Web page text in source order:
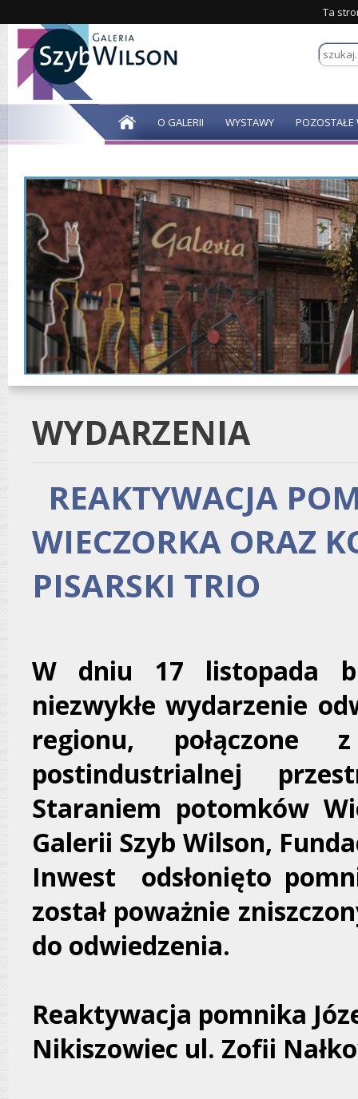
Ta
O GALERII WYSTAWY POZOSTAŁE
WYDARZENIA
REAKTYWACJA
WIECZORKA ORAZ
PISARSKI TRIO
W dniu 17 listopada
niezwykłe wydarzenie
regionu,
postindustrialnej
Staraniem potomków
Galerii Szyb Wilson,
Inwest odsłonięto
został poważnie
do odwiedzenia.
Reaktywacja pomnika
Nikiszowiec ul. Zofii